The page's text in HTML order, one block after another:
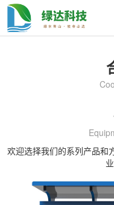
欢迎选择我们的系列产品和